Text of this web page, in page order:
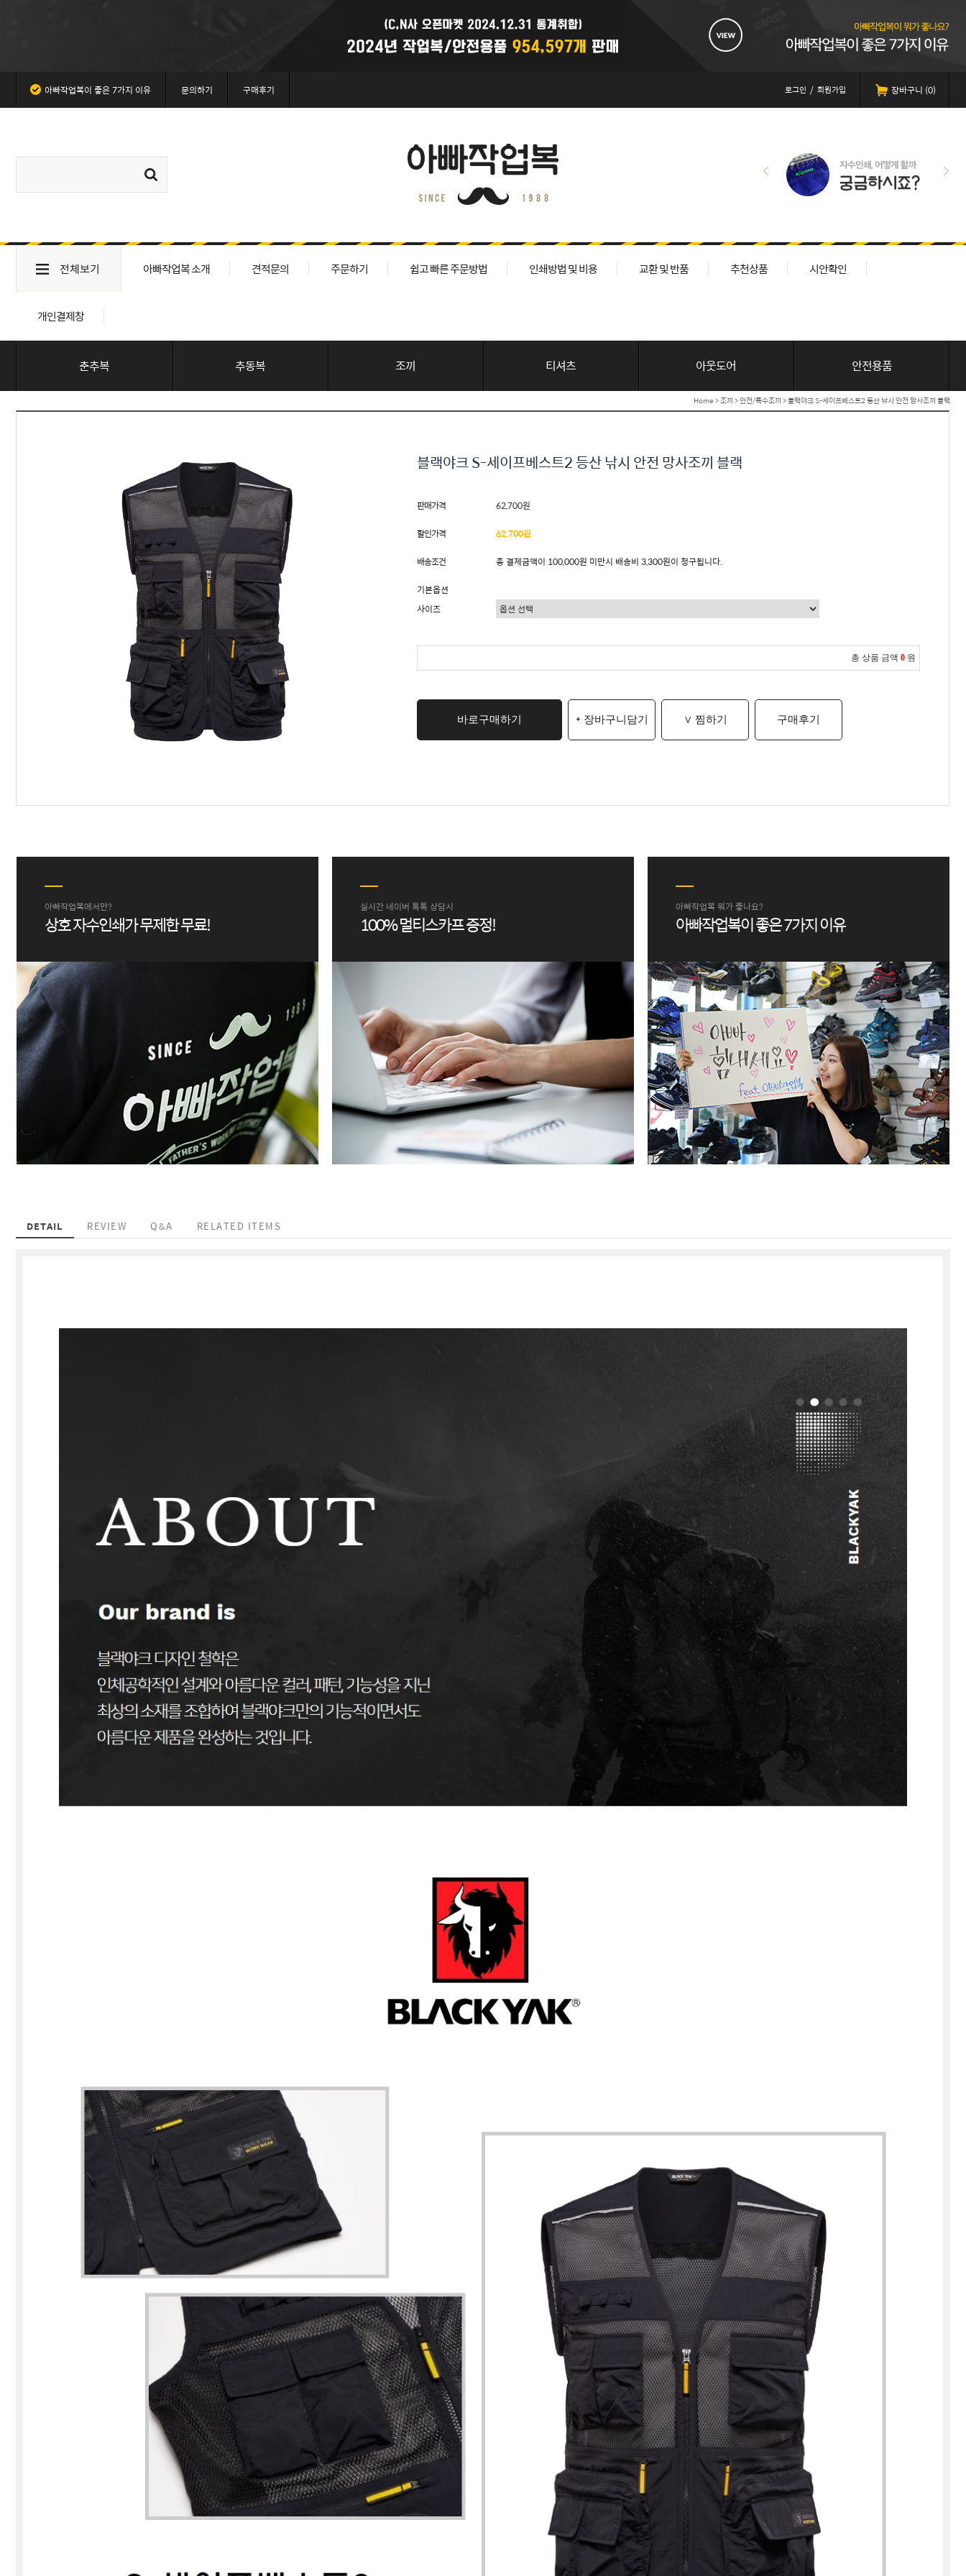
아빠작업복이 좋은 7가지 이유 문의하기 구매후기 로그인 / 회원가입 장바구니 (0)
전체보기 아빠작업복 소개 견적문의 주문하기 쉽고 빠른 주문방법 인쇄방법 및 비용 교환 및 반품 추천상품 시안확인
개인결제창
춘추복 추동복 조끼 티셔츠 아웃도어 안전용품
Home>조끼>안전/특수조끼> 블랙야크 S-세이프베스트2 등산 낚시 안전 망사조끼 블랙
블랙야크 S-세이프베스트2 등산 낚시 안전 망사조끼 블랙
판매가격 62,700원
할인가격 62,700원
배송조건 총 결제금액이 100,000원 미만시 배송비 3,300원이 청구됩니다.
기본옵션
사이즈
총 상품 금액 0 원
바로구매하기 + 장바구니담기 ∨ 찜하기 구매후기
아빠작업복에서만?
상호 자수인쇄가 무제한 무료!
실시간 네이버 톡톡 상담시
100% 멀티스카프 증정!
아빠작업복 뭐가 좋나요?
아빠작업복이 좋은 7가지 이유
DETAIL REVIEW Q&A RELATED ITEMS